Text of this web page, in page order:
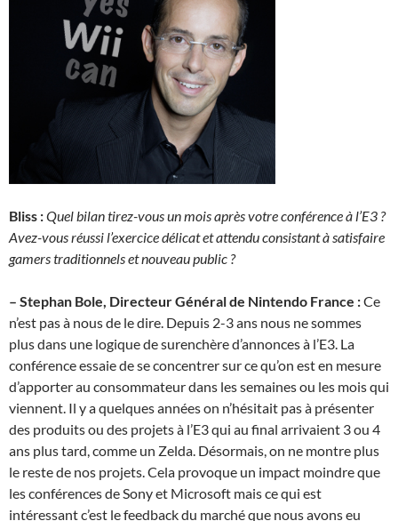
Bliss :Quel bilan tirez-vous un mois après votre conférence à l’E3 ?
Avez-vous réussi l’exercice délicat et attendu consistant à satisfaire
gamers traditionnels et nouveau public ?
– Stephan Bole, Directeur Général de Nintendo France :Ce
n’est pas à nous de le dire. Depuis 2-3 ans nous ne sommes
plus dans une logique de surenchère d’annonces à l’E3. La
conférence essaie de se concentrer sur ce qu’on est en mesure
d’apporter au consommateur dans les semaines ou les mois qui
viennent. Il y a quelques années on n’hésitait pas à présenter
des produits ou des projets à l’E3 qui au final arrivaient 3 ou 4
ans plus tard, comme un Zelda. Désormais, on ne montre plus
le reste de nos projets. Cela provoque un impact moindre que
les conférences de Sony et Microsoft mais ce qui est
intéressant c’est le feedback du marché que nous avons eu